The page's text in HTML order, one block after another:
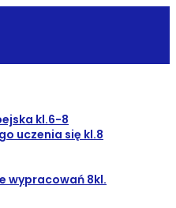
kl.6-8
uczenia się kl.8
wypracowań 8kl.